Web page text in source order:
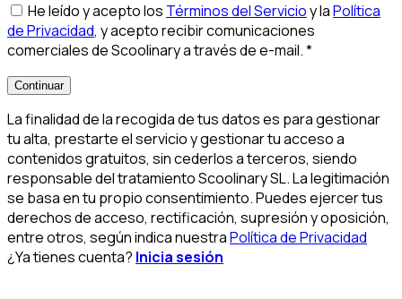
He leído y acepto los Términos del Servicioy laPolítica
de Privacidad, y acepto recibir comunicaciones
comerciales de Scoolinary a través de e-mail.*
Continuar
La finalidad de la recogida de tus datos es para gestionar
tu alta, prestarte el servicio y gestionar tu acceso a
contenidos gratuitos, sin cederlos a terceros, siendo
responsable del tratamiento Scoolinary SL. La legitimación
se basa en tu propio consentimiento. Puedes ejercer tus
derechos de acceso, rectificación, supresión y oposición,
entre otros, según indica nuestraPolítica de Privacidad
¿Ya tienes cuenta? Inicia sesión